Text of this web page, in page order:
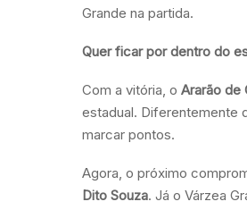
Grande na partida.
Quer ficar por dentro do
Com a vitória, o Ararão de
estadual. Diferentemente
marcar pontos.
Agora, o próximo
Dito Souza. Já o Várzea